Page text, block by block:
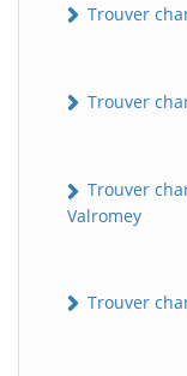
Trouver
Trouver
Trouver
Valromey
Trouver